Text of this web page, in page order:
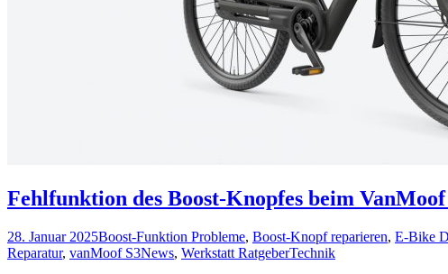
Fehlfunktion des Boost-Knopfes beim
28. Januar 2025Boost-Funktion Probleme, Boost-Knopf reparieren, E-Bike
Reparatur, vanMoof S3News, Werkstatt RatgeberTechnik